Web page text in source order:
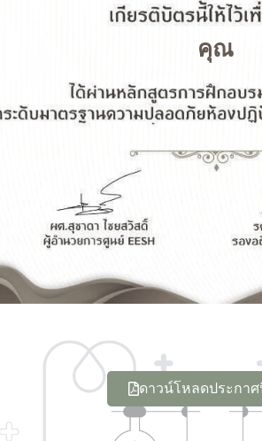
คุณ
ดาวน์โหลดประกา